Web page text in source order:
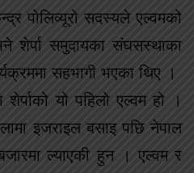
पोलिव्यूरो सदस्यले एल्वमको
शेर्पा समुदायका संघसस्थाका
सहभागी भएका थिए ।
शेर्पाको यो पहिलो एल्वम हो ।
इजराइल बसाइ पछि नेपाल
ल्याएकी हुन । एल्वम र